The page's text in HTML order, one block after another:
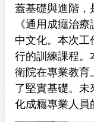
蓋基礎與進階，
《通用成癮治
中文化。本次
行的訓練課程。
衛院在專業教育
了堅實基礎。
化成癮專業人員